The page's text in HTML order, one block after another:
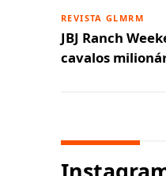
REVISTA GLMRM
JBJ Ranch
cavalos